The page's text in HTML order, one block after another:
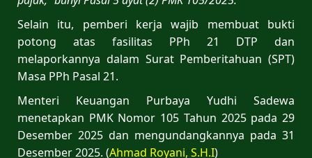
Selain itu, pemberi kerja wajib membuat bukti
potong atas fasilitas PPh 21 DTP dan
melaporkannya dalam Surat Pemberitahuan (SPT)
Masa PPh Pasal 21.
Menteri Keuangan Purbaya Yudhi Sadewa
menetapkan PMK Nomor 105 Tahun 2025 pada 29
Desember 2025 dan mengundangkannya pada 31
Desember 2025. (Ahmad Royani, S.H.I)